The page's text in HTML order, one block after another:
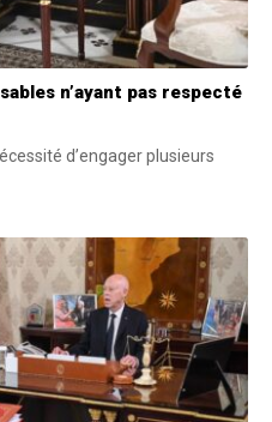
n’ayant pas respecté
d’engager plusieurs